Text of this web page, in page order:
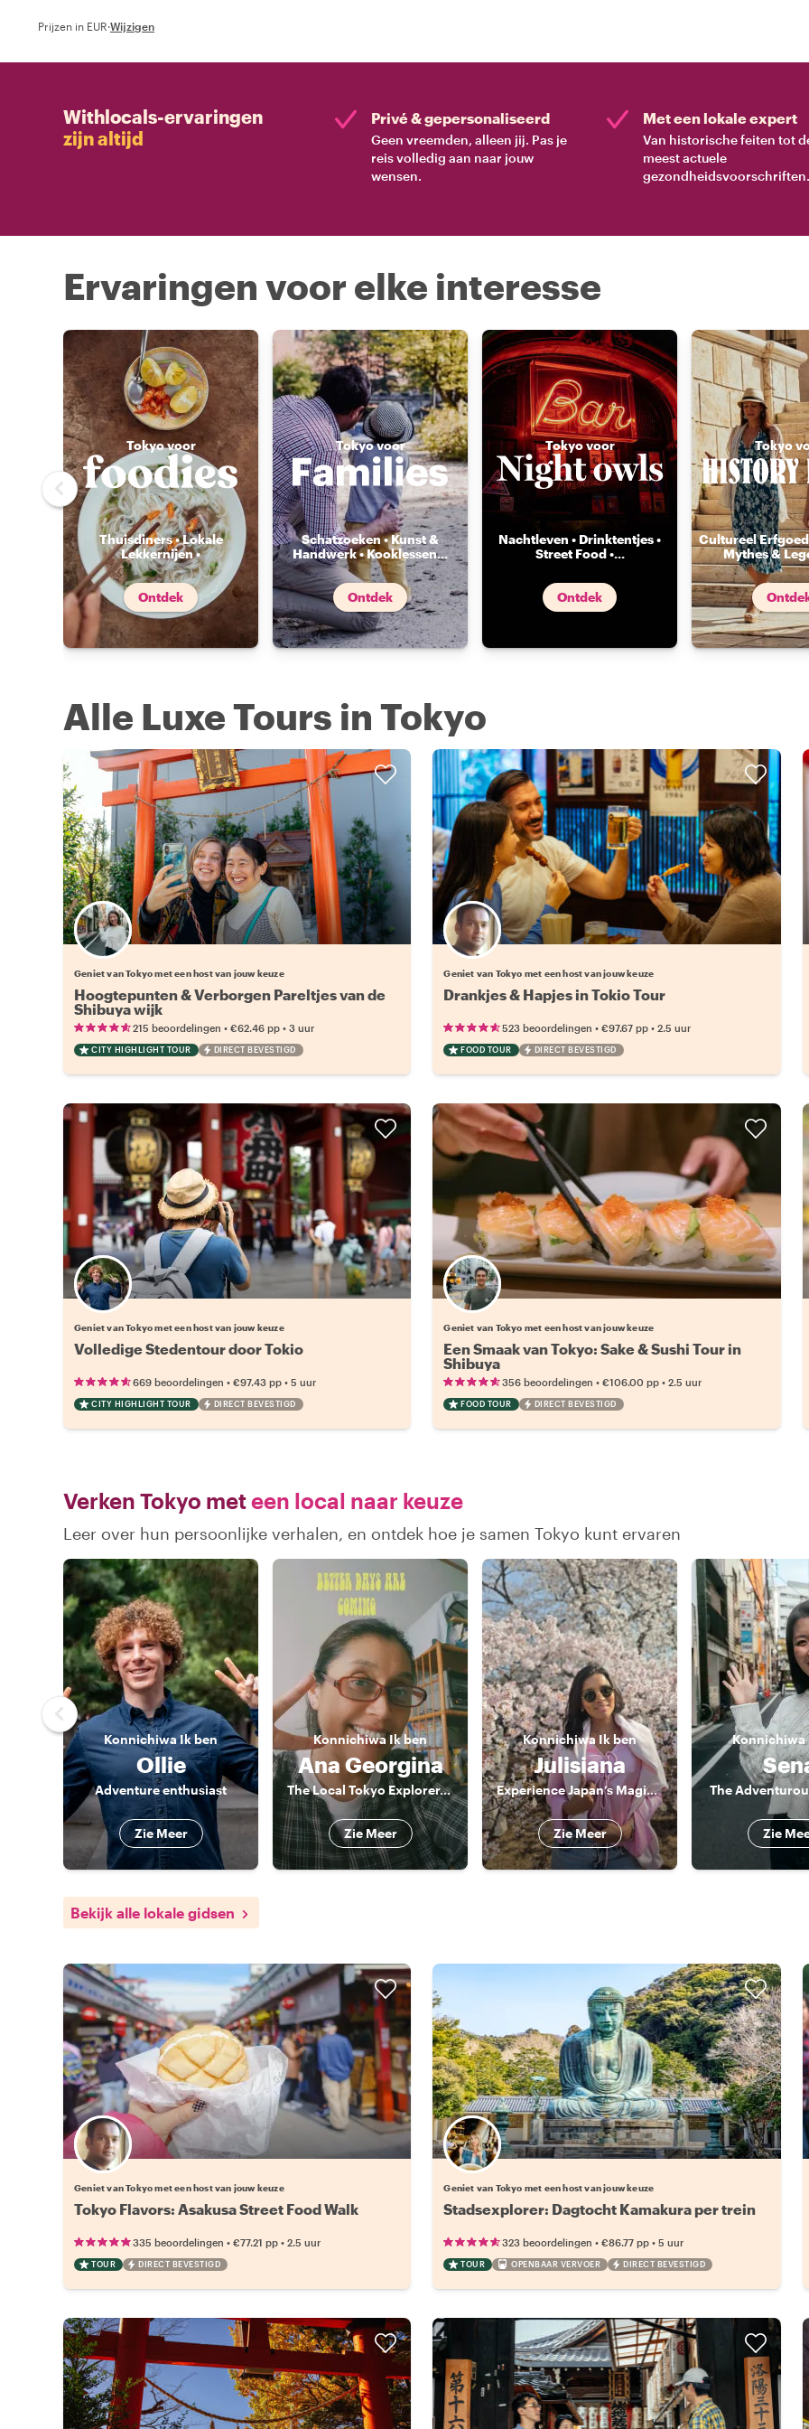
Prijzen in EUR·Wijzigen
Withlocals-ervaringen
zijn altijd
Privé & gepersonaliseerd
Geen vreemden, alleen jij. Pas je
reis volledig aan naar jouw
wensen.
Met een lokale expert
Van historische feiten tot
meest actuele
gezondheidsvoorschriften.
Ervaringen voor elke interesse
Tokyo voor
Thuisdiners • Lokale
Lekkernijen •
Voedselmarkten...
Ontdek
Tokyo voor
Schatzoeken • Kunst &
Handwerk • Kooklessen...
Ontdek
Tokyo voor
Nachtleven • Drinktentjes •
Street Food •...
Ontdek
Tokyo
Cultureel Erfgoed
Mythes &
Alle Luxe Tours in Tokyo
Kies jouw favoriete local
Geniet van Tokyo met een host van jouw keuze
Hoogtepunten & Verborgen Pareltjes van de
Shibuya wijk
215 beoordelingen • €62.46 pp • 3 uur
CITY HIGHLIGHT TOUR DIRECT BEVESTIGD
Kies jouw favoriete local
Geniet van Tokyo met een host van jouw keuze
Drankjes & Hapjes in Tokio Tour
523 beoordelingen •€97.67 pp •2.5 uur
FOOD TOUR DIRECT BEVESTIGD
Kies jouw favoriete local
Geniet van Tokyo met een host van jouw keuze
Volledige Stedentour door Tokio
669 beoordelingen • €97.43 pp • 5 uur
CITY HIGHLIGHT TOUR DIRECT BEVESTIGD
Kies jouw favoriete local
Geniet van Tokyo met een host van jouw keuze
Een Smaak van Tokyo: Sake & Sushi Tour in
Shibuya
356 beoordelingen •€106.00 pp •2.5 uur
FOOD TOUR DIRECT BEVESTIGD
Verken Tokyo meteen local naar keuze
Leer over hun persoonlijke verhalen, en ontdek hoe je samen Tokyo kunt ervaren
Konnichiwa Ik ben
Ollie
Adventure enthusiast
Zie Meer
Konnichiwa Ik ben
Ana Georgina
The Local Tokyo Explorer. - Tokio, descubre todos sus rincones con un local.
Zie Meer
Konnichiwa Ik ben
Julisiana
Experience Japan’s Magic—Guided by a Local Expert
Zie Meer
Konnichiwa
The
Zie
Bekijk alle lokale gidsen
Kies jouw favoriete local
Geniet van Tokyo met een host van jouw keuze
Tokyo Flavors: Asakusa Street Food Walk
335 beoordelingen • €77.21 pp • 2.5 uur
TOUR DIRECT BEVESTIGD
Kies jouw favoriete local
Geniet van Tokyo met een host van jouw keuze
Stadsexplorer: Dagtocht Kamakura per trein
323 beoordelingen •€86.77 pp •5 uur
TOUR OPENBAAR VERVOER DIRECT BEVESTIGD